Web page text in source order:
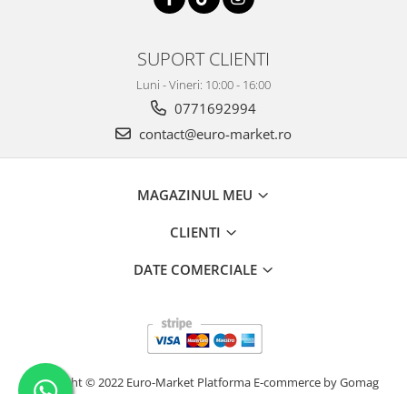
SUPORT CLIENTI
Luni - Vineri: 10:00 - 16:00
0771692994
contact@euro-market.ro
MAGAZINUL MEU
CLIENTI
DATE COMERCIALE
Copyright © 2022 Euro-Market Platforma E-commerce by Gomag